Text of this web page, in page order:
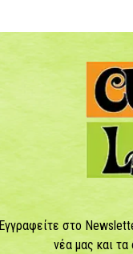
Εγγραφείτε στο
νέα μας και τα